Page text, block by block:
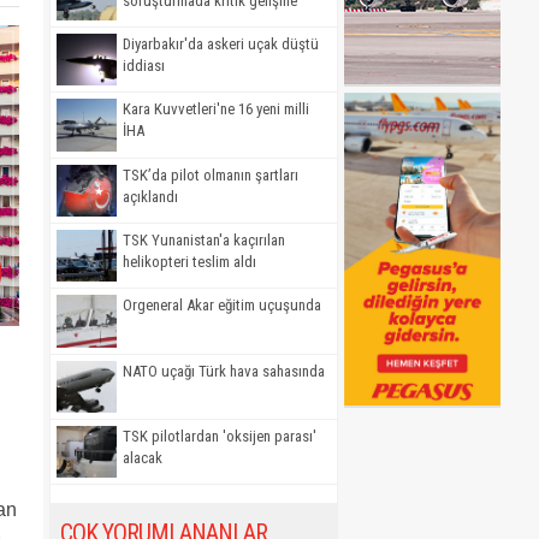
Diyarbakır'da askeri uçak düştü
iddiası
Kara Kuvvetleri'ne 16 yeni milli
İHA
TSK’da pilot olmanın şartları
açıklandı
TSK Yunanistan'a kaçırılan
helikopteri teslim aldı
Orgeneral Akar eğitim uçuşunda
NATO uçağı Türk hava sahasında
TSK pilotlardan 'oksijen parası'
alacak